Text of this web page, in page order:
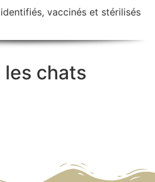
vaccinés et stérilisés
les chats